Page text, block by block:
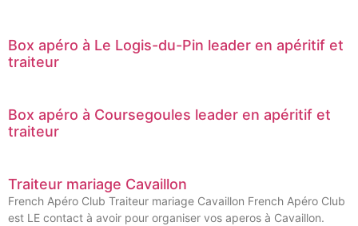
Box apéro à Le Logis-du-Pin leader en apéritif et
traiteur
Box apéro à Coursegoules leader en apéritif et
traiteur
Traiteur mariage Cavaillon
French Apéro Club Traiteur mariage Cavaillon French Apéro Club
est LE contact à avoir pour organiser vos aperos à Cavaillon.